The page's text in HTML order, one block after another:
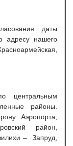
даты
адресу нашего
центральным
районы.
Аэропорта,
район,
– Запруд,